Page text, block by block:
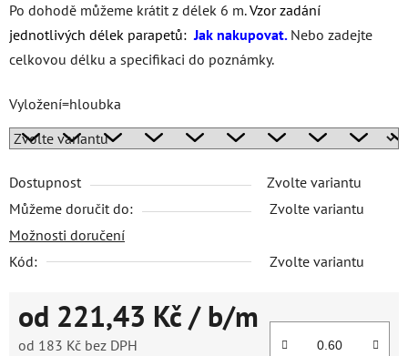
Po dohodě můžeme krátit z délek 6 m.Vzor zadání
jednotlivých délek parapetů: Jak nakupovat. Nebo zadejte
celkovou délku a specifikaci do poznámky.
Vyložení=hloubka
Dostupnost
Zvolte variantu
Můžeme doručit do:
Zvolte variantu
Možnosti doručení
Kód:
Zvolte variantu
od 221,43 Kč/ b/m
od 183 Kč bez DPH